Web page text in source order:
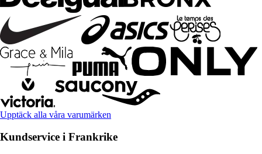
Upptäck alla våra varumärken
Kundservice i Frankrike